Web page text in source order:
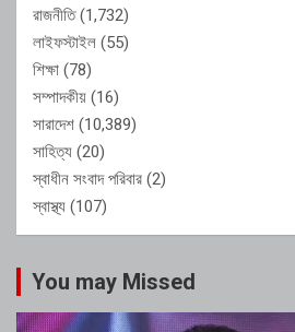
রাজনীতি(1,732)
লাইফস্টাইল (55)
শিক্ষা (78)
সম্পাদকীয় (16)
সারাদেশ (10,389)
সাহিত্য (20)
স্বাধীন সংবাদ পরিবার (2)
স্বাস্থ্য (107)
You may Missed